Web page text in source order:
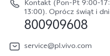
Dziennik aktualizacji
Sprawdź koszt naprawy
Wyślij Do Naprawy
Zrównoważony rozwój
Kontakt (Pon-Pt 9:00-
13:00). Oprócz świąt i
800909608
service@pl.vivo.com